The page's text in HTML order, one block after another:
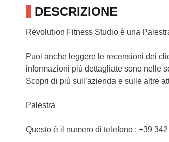
DESCRIZIONE
Revolution Fitness Studio è una
Puoi anche leggere le recensioni dei
informazioni più dettagliate sono nelle
Scopri di più sull’azienda e sulle altre
Palestra
Questo è il numero di telefono : +39